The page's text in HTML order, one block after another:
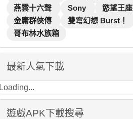
燕雲十六聲
Sony
慾望王座
金庸群俠傳
雙穹幻想 Burst！
哥布林水族箱
最新人氣下載
Loading...
遊戲APK下載搜尋